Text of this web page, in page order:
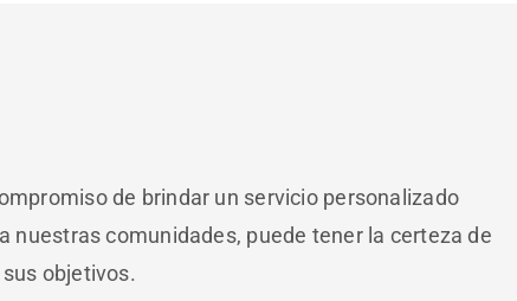
de brindar un servicio personalizado
nuestras comunidades, puede tener la certeza de
objetivos.